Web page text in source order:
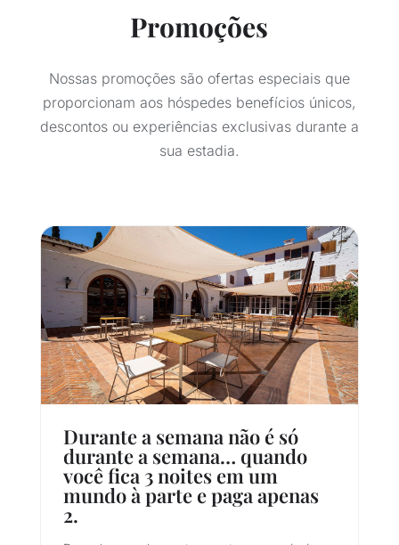
Promoções
Nossas promoções são ofertas especiais que
proporcionam aos hóspedes benefícios únicos,
descontos ou experiências exclusivas durante a
sua estadia.
Durante a semana não é só
durante a semana… quando
você fica 3 noites em um
mundo à parte e paga apenas
2.